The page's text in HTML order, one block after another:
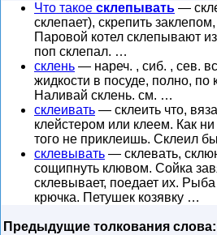
Что такое склепывать —
склепает), скрепить
Паровой котел склепывают
поп склепал. …
склень — нареч. , сиб. , сев.
жидкости в посуде, полно, по
Наливай склень. см. …
склеивать — склеить что,
клейстером или клеем. Как ни
того не приклеишь. Склеил
склевывать — склевать,
сощипнуть клювом. Сойка
склевывает, поедает их.
крючка. Петушек козявку …
Предыдущие толкования слова: